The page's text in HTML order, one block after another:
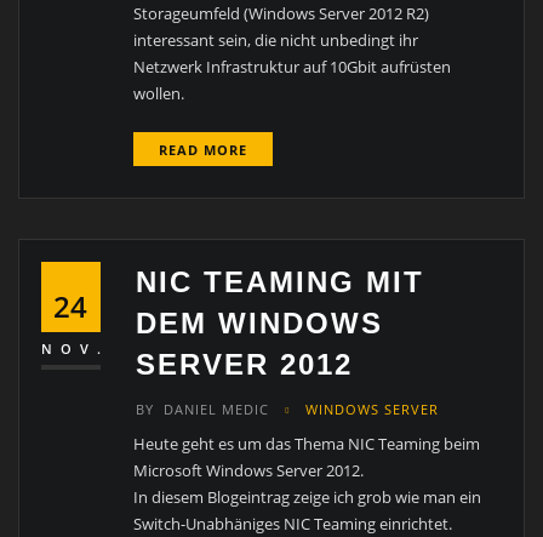
Storageumfeld (Windows Server 2012 R2)
interessant sein, die nicht unbedingt ihr
Netzwerk Infrastruktur auf 10Gbit aufrüsten
wollen.
READ MORE
24
NOV.
NIC TEAMING MIT
DEM WINDOWS
SERVER 2012
BY DANIEL MEDIC WINDOWS SERVER
Heute geht es um das Thema NIC Teaming beim
Microsoft Windows Server 2012.
In diesem Blogeintrag zeige ich grob wie man ein
Switch-Unabhäniges NIC Teaming einrichtet.